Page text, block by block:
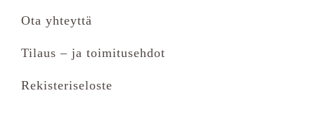
Ota yhteyttä
Tilaus – ja toimitusehdot
Rekisteriseloste